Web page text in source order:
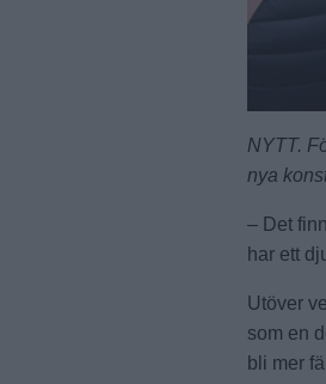
NYTT.
nya
– Det
har ett
Utöver
som en
bli mer